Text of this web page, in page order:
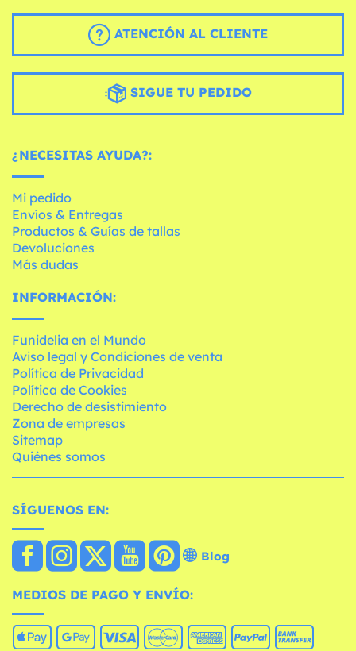
ATENCIÓN AL CLIENTE
SIGUE TU PEDIDO
¿NECESITAS AYUDA?:
Mi pedido
Envíos & Entregas
Productos & Guías de tallas
Devoluciones
Más dudas
INFORMACIÓN:
Funidelia en el Mundo
Aviso legal y Condiciones de venta
Política de Privacidad
Política de Cookies
Derecho de desistimiento
Zona de empresas
Sitemap
Quiénes somos
SÍGUENOS EN:
Blog
MEDIOS DE PAGO Y ENVÍO: